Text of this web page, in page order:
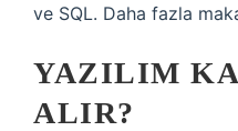
ve SQL. Daha fazla
YAZILIM
ALIR?